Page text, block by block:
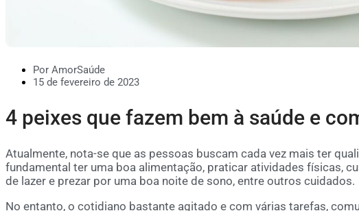
Por AmorSaúde
15 de fevereiro de 2023
4 peixes que fazem bem à saúde e
Atualmente, nota-se que as pessoas buscam cada vez mais ter
fundamental ter uma boa alimentação, praticar atividades físicas,
de lazer e prezar por uma boa noite de sono, entre outros cuidados.
No entanto, o cotidiano bastante agitado e com várias tarefas,